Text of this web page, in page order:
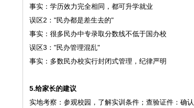
事实：学历效力完全相同，都可升学就业
误区2："民办都是差生去的"
事实：很多民办中专录取分数线不低于国办校
误区3："民办管理混乱"
事实：多数民办校实行封闭式管理，纪律严明
5.给家长的建议
实地考察：参观校园，了解实训条件；查验证件：确